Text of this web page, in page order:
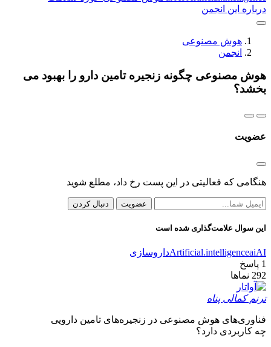
درباره این انجمن
هوش مصنوعی
انجمن
هوش مصنوعی چگونه زنجیره تامین دارو را بهبود می
بخشد؟
عضویت
هنگامی که فعالیتی در این پست رخ داد، مطلع شوید
عضویت دنبال کردن
این سوال علامت‌گذاری شده است
Artificial.intelligenceaiAI
داروسازی
1 پاسخ
292 نماها
ترنم کمالی پناه
فناوری‌های هوش مصنوعی در زنجیره‌های تامین دارویی
چه کاربردی دارد؟